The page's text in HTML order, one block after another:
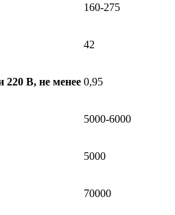
160-275
42
В, не менее 0,95
5000-6000
5000
70000